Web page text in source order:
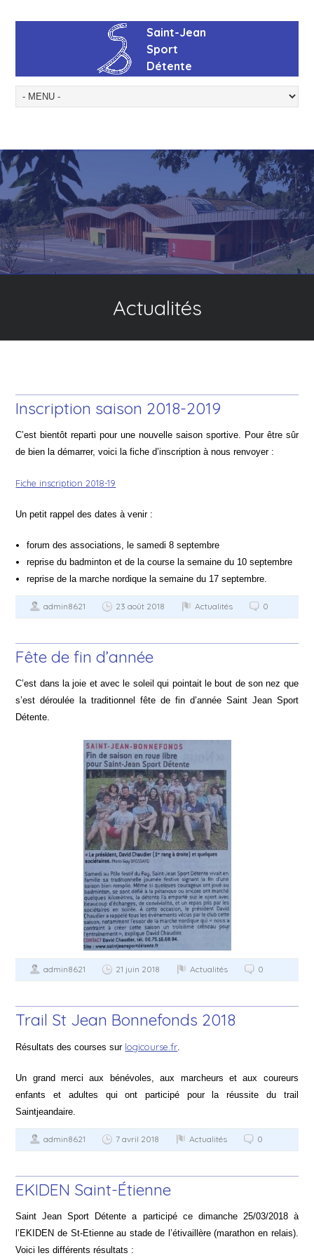
Actualités
Inscription saison 2018-2019
C’est bientôt reparti pour une nouvelle saison sportive. Pour être sûr
de bien la démarrer, voici la fiche d’inscription à nous renvoyer :
Fiche inscription 2018-19
Un petit rappel des dates à venir :
forum des associations, le samedi 8 septembre
reprise du badminton et de la course la semaine du 10 septembre
reprise de la marche nordique la semaine du 17 septembre.
admin8621 23 août 2018 Actualités 0
Fête de fin d’année
C’est dans la joie et avec le soleil qui pointait le bout de son nez que
s’est déroulée la traditionnel fête de fin d’année Saint Jean Sport
Détente.
admin8621 21 juin 2018 Actualités 0
Trail St Jean Bonnefonds 2018
Résultats des courses sur logicourse.fr
Un grand merci aux bénévoles, aux marcheurs et aux coureurs
enfants et adultes qui ont participé pour la réussite du trail
Saintjeandaire.
admin8621 7 avril 2018 Actualités 0
EKIDEN Saint-Étienne
Saint Jean Sport Détente a participé ce dimanche 25/03/2018 à
l’EKIDEN de St-Etienne au stade de l’étivaillère (marathon en relais).
Voici les différents résultats :